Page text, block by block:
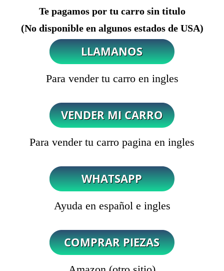
Te pagamos por tu carro sin titulo
(No disponible en algunos estados de USA)
Para vender tu carro en ingles
Para vender tu carro pagina en ingles
Ayuda en español e ingles